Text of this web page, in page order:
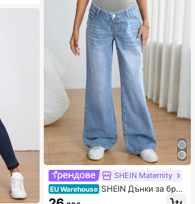
SHEIN Maternity
EU Warehouse SHEIN Дънки за бре
менни с регулируема талия и ши